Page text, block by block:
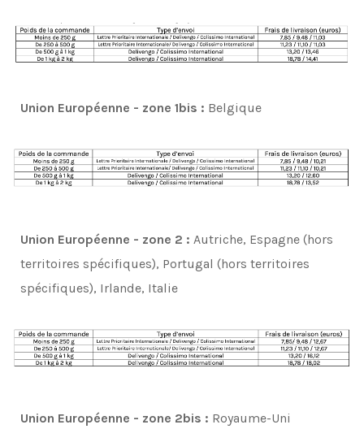
Union Européenne - zone 1bis : Belgique
Union Européenne - zone 2 : Autriche, Espagne (hors
territoires spécifiques), Portugal (hors territoires
spécifiques), Irlande, Italie
Union Européenne - zone 2bis : Royaume-Uni